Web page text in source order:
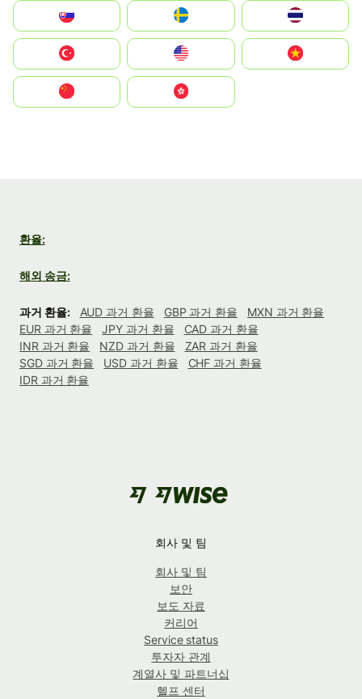
United States
中國香港特別行政區
환율:
해외 송금:
과거 환율: AUD 과거 환율 GBP 과거 환율
MXN 과거 환율
EUR 과거 환율
JPY 과거 환율
CAD 과거 환율
INR 과거 환율
NZD 과거 환율
ZAR 과거 환율
SGD 과거 환율
USD 과거 환율
CHF 과거 환율
IDR 과거 환율
회사 및 팀
회사 및 팀
보안
보도 자료
커리어
Service status
투자자 관계
계열사 및 파트너십
헬프 센터